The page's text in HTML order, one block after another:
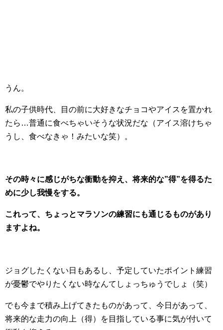
うん。
私の子供時代、目の前に大好きなチョコやアイスを置かれ
たら…普通に食べちゃいそうな状況だな（アイス溶けちゃ
うし、食べなきゃ！みたいな笑）。
その時々に感じがちな衝動を抑え、将来的な”得”を得るた
めに少し我慢をする。
これって、ちょっとマラソンの練習にも通じるものがあり
ますよね。
ジョグしたくない日もあるし、予定していたポイント練習
が憂鬱でやりたくない時なんてしょっちゅうでしょ（笑）
でも今まで積み上げてきたものがあって、今日があって、
将来的な走力の向上（得）を目指している事に気が付いて